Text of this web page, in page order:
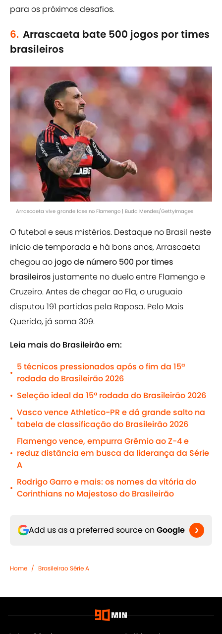
para os próximos desafios.
6. Arrascaeta bate 500 jogos por times
brasileiros
Arrascaeta vive grande fase no Flamengo | Buda Mendes/GettyImages
O futebol e seus mistérios. Destaque no Brasil neste
início de temporada e há bons anos, Arrascaeta
chegou ao jogo de número 500 por times
brasileiros justamente no duelo entre Flamengo e
Cruzeiro. Antes de chegar ao Fla, o uruguaio
disputou 191 partidas pela Raposa. Pelo Mais
Querido, já soma 309.
Leia mais do Brasileirão em:
•
5 técnicos pressionados após o fim da 15ª
rodada do Brasileirão 2026
• Seleção ideal da 15ª rodada do Brasileirão 2026
•
Vasco vence Athletico-PR e dá grande salto na
tabela de classificação do Brasileirão 2026
•
Flamengo vence, empurra Grêmio ao Z-4 e
reduz distância em busca da liderança da Série
A
•
Rodrigo Garro e mais: os nomes da vitória do
Corinthians no Majestoso do Brasileirão
Add us as a preferred source on Google
Home / Brasileirao Série A